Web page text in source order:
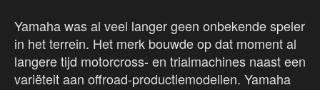
Yamaha was al veel langer geen onbekende speler
in het terrein. Het merk bouwde op dat moment al
langere tijd motorcross- en trialmachines naast een
variëteit aan offroad-productiemodellen. Yamaha